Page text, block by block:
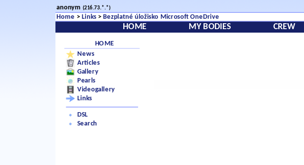
anonym (216.73.*.*)
Home > Links> Bezplatné úložisko Microsoft OneDrive
HOME MY BODIES CREW
HOME
News
Articles
Gallery
Pearls
Videogallery
Links
DSL
Search